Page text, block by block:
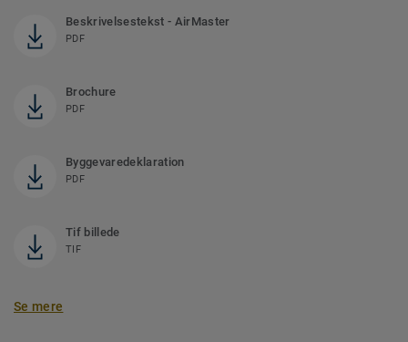
Beskrivelsestekst - AirMaster
PDF
Brochure
PDF
Byggevaredeklaration
PDF
Tif billede
TIF
Se mere